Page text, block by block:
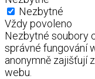
Nezbytné
Vždy povoleno
Nezbytné soubory
správné fungování
anonymně zajišťují
webu.